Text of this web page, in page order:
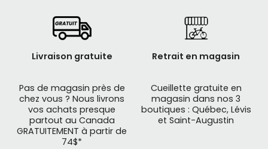
Livraison gratuite
Pas de magasin près de
chez vous ? Nous livrons
vos achats presque
partout au Canada
GRATUITEMENT à partir de
74$*
Retrait en magasin
Cueillette gratuite en
magasin dans nos 3
boutiques : Québec, Lévis
et Saint-Augustin